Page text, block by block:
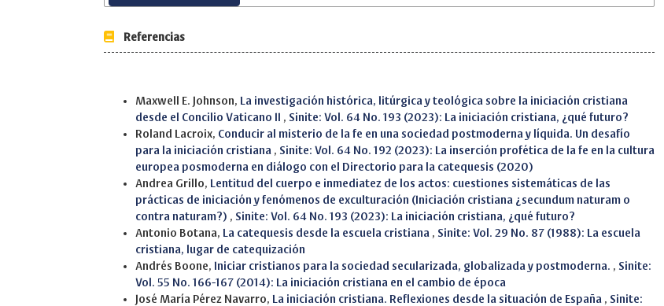
Referencias
Maxwell E. Johnson, La investigación histórica, litúrgica y teológica sobre la iniciación cristiana
desde el Concilio Vaticano II , Sinite: Vol. 64 No. 193 (2023): La iniciación cristiana, ¿qué futuro?
Roland Lacroix, Conducir al misterio de la fe en una sociedad postmoderna y líquida. Un desafío
para la iniciación cristiana , Sinite: Vol. 64 No. 192 (2023): La inserción profética de la fe en la cultura
europea posmoderna en diálogo con el Directorio para la catequesis (2020)
Andrea Grillo, Lentitud del cuerpo e inmediatez de los actos: cuestiones sistemáticas de las
prácticas de iniciación y fenómenos de exculturación (Iniciación cristiana ¿secundum naturam o
contra naturam?) , Sinite: Vol. 64 No. 193 (2023): La iniciación cristiana, ¿qué futuro?
Antonio Botana, La catequesis desde la escuela cristiana , Sinite: Vol. 29 No. 87 (1988): La escuela
cristiana, lugar de catequización
Andrés Boone, Iniciar cristianos para la sociedad secularizada, globalizada y postmoderna. , Sinite:
Vol. 55 No. 166-167 (2014): La iniciación cristiana en el cambio de época
José María Pérez Navarro, La iniciación cristiana. Reflexiones desde la situación de España , Sinite: